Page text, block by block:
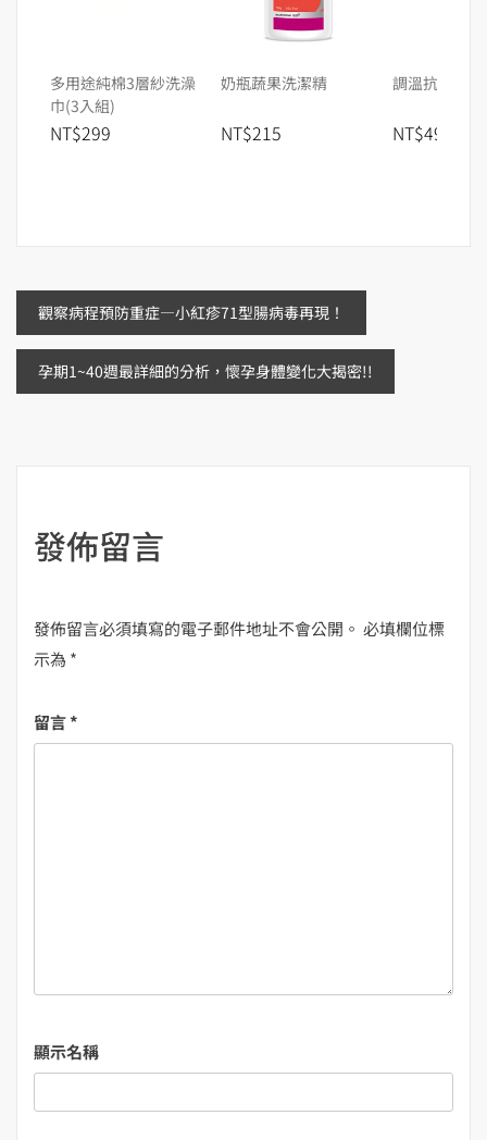
多用途純棉3層紗洗澡
巾(3入組)
NT$299
奶瓶蔬果洗潔精
NT$215
調溫抗菌口
NT$499
文
章
觀察病程預防重症—小紅疹71型腸病毒再現！
孕期1~40週最詳細的分析，懷孕身體變化大揭密!!
發佈留言
發佈留言必須填寫的電子郵件地址不會公開。 必填欄位標
示為 *
留言*
顯示名稱